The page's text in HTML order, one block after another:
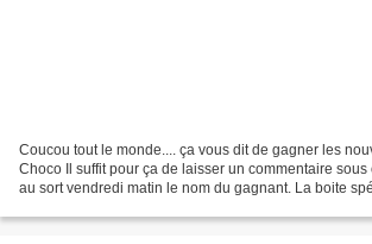
Coucou tout le monde.... ça vous dit de gagner les
Choco Il suffit pour ça de laisser un commentaire
au sort vendredi matin le nom du gagnant. La boite